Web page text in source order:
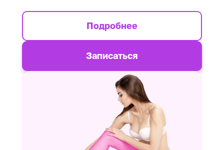
Подробнее
Записаться